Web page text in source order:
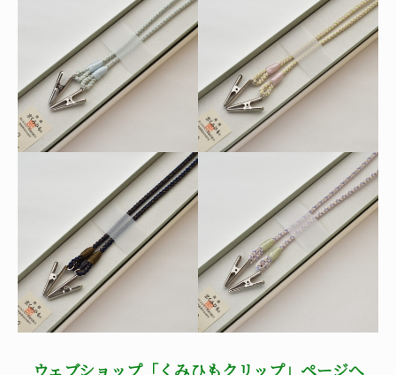
ウェブショップ「くみひもクリップ」ページへ